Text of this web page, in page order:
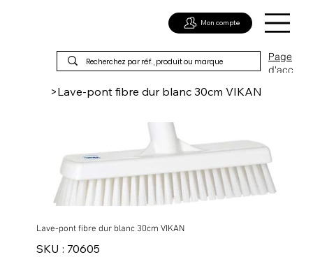
Page
d'acc
Mon compte
>Lave-pont fibre dur blanc 30cm VIKAN
Lave-pont fibre dur blanc 30cm VIKAN
SKU : SKU
70605
70605